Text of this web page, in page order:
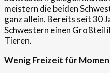
meistern die beiden
ganz allein. Bereits seit 30
Schwestern einen Großteil
Tieren.
Wenig Freizeit für